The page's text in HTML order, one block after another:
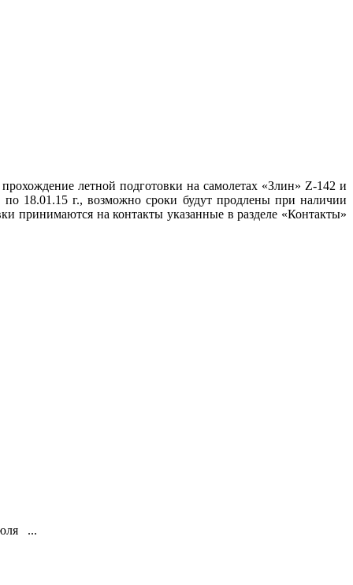
летной подготовки на самолетах «Злин» Z-142 и
18.01.15 г., возможно сроки будут продлены при наличии
принимаются на контакты указанные в разделе «Контакты»
...